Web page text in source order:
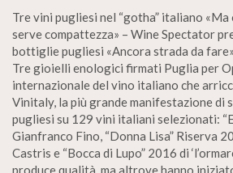
Tre vini pugliesi nel “gotha” italiano
serve compattezza» – Wine Spectator
bottiglie pugliesi «Ancora strada da
Tre gioielli enologici firmati Puglia per
internazionale del vino italiano che
Vinitaly, la più grande manifestazione di
pugliesi su 129 vini italiani selezionati:
Gianfranco Fino, “Donna Lisa” Riserva
Castris e “Bocca di Lupo” 2016 di
produce qualità, ma altrove hanno